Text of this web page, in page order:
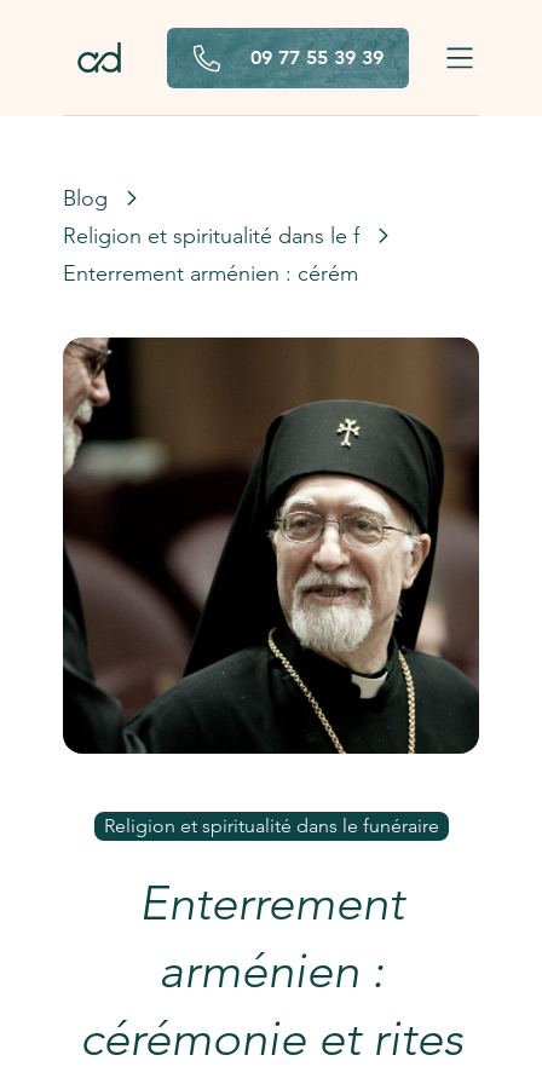
09 77 55 39 39
Blog
Religion et spiritualité dans le funéraire
Enterrement arménien : cérémonie et rites
Religion et spiritualité dans le funéraire
Enterrement
arménien :
cérémonie et rites